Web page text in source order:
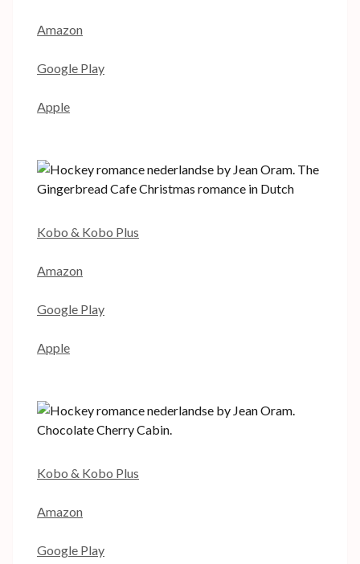
Amazon
Google Play
Apple
Kobo & Kobo Plus
Amazon
Google Play
Apple
Kobo & Kobo Plus
Amazon
Google Play